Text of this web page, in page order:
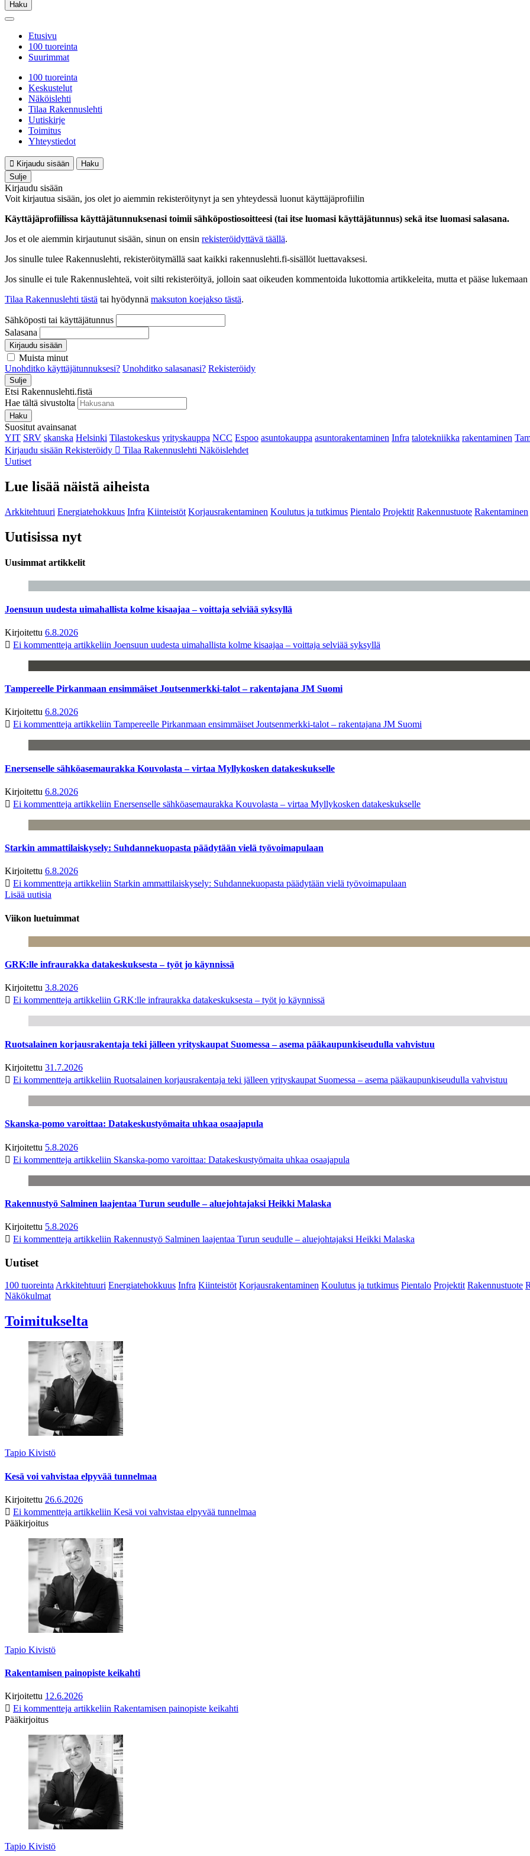
Haku
Etusivu
100 tuoreinta
Suurimmat
100 tuoreinta
Keskustelut
Näköislehti
Tilaa Rakennuslehti
Uutiskirje
Toimitus
Yhteystiedot
Kirjaudu sisään
Haku
Sulje
Kirjaudu sisään
Voit kirjautua sisään, jos olet jo aiemmin rekisteröitynyt ja sen yhteydessä luonut käyttäjäprofiilin
Käyttäjäprofiilissa käyttäjätunnuksenasi toimii sähköpostiosoitteesi (tai itse luomasi käyttäjätunnus) sekä itse luomasi salasana.
Jos et ole aiemmin kirjautunut sisään, sinun on ensin rekisteröidyttävä täällä.
Jos sinulle tulee Rakennuslehti, rekisteröitymällä saat kaikki rakennuslehti.fi-sisällöt luettavaksesi.
Jos sinulle ei tule Rakennuslehteä, voit silti rekisteröityä, jolloin saat oikeuden kommentoida lukottomia artikkeleita, mutta et pääse
Tilaa Rakennuslehti tästä tai hyödynnä maksuton koejakso tästä.
Sähköposti tai käyttäjätunnus
Salasana
Kirjaudu sisään
Muista minut
Unohditko käyttäjätunnuksesi? Unohditko salasanasi? Rekisteröidy
Sulje
Etsi Rakennuslehti.fistä
Hae tältä sivustolta
Haku
Suositut avainsanat
YIT SRV skanska Helsinki Tilastokeskus yrityskauppa NCC Espoo asuntokauppa asuntorakentaminen Infra talotekniikka rakentaminen
Kirjaudu sisään Rekisteröidy Tilaa Rakennuslehti Näköislehdet
Uutiset
Lue lisää näistä aiheista
Arkkitehtuuri Energiatehokkuus Infra Kiinteistöt Korjausrakentaminen Koulutus ja tutkimus Pientalo Projektit Rakennustuote Rakentaminen
Uutisissa nyt
Uusimmat artikkelit
Joensuun uudesta uimahallista kolme kisaajaa – voittaja selviää syksyllä
Kirjoitettu 6.8.2026
Ei kommentteja artikkeliin Joensuun uudesta uimahallista kolme kisaajaa – voittaja selviää syksyllä
Tampereelle Pirkanmaan ensimmäiset Joutsenmerkki-talot – rakentajana JM Suomi
Kirjoitettu 6.8.2026
Ei kommentteja artikkeliin Tampereelle Pirkanmaan ensimmäiset Joutsenmerkki-talot – rakentajana JM Suomi
Enersenselle sähköasemaurakka Kouvolasta – virtaa Myllykosken datakeskukselle
Kirjoitettu 6.8.2026
Ei kommentteja artikkeliin Enersenselle sähköasemaurakka Kouvolasta – virtaa Myllykosken datakeskukselle
Starkin ammattilaiskysely: Suhdannekuopasta päädytään vielä työvoimapulaan
Kirjoitettu 6.8.2026
Ei kommentteja artikkeliin Starkin ammattilaiskysely: Suhdannekuopasta päädytään vielä työvoimapulaan
Lisää uutisia
Viikon luetuimmat
GRK:lle infraurakka datakeskuksesta – työt jo käynnissä
Kirjoitettu 3.8.2026
Ei kommentteja artikkeliin GRK:lle infraurakka datakeskuksesta – työt jo käynnissä
Ruotsalainen korjausrakentaja teki jälleen yrityskaupat Suomessa – asema pääkaupunkiseudulla vahvistuu
Kirjoitettu 31.7.2026
Ei kommentteja artikkeliin Ruotsalainen korjausrakentaja teki jälleen yrityskaupat Suomessa – asema pääkaupunkiseudulla vahvistuu
Skanska-pomo varoittaa: Datakeskustyömaita uhkaa osaajapula
Kirjoitettu 5.8.2026
Ei kommentteja artikkeliin Skanska-pomo varoittaa: Datakeskustyömaita uhkaa osaajapula
Rakennustyö Salminen laajentaa Turun seudulle – aluejohtajaksi Heikki Malaska
Kirjoitettu 5.8.2026
Ei kommentteja artikkeliin Rakennustyö Salminen laajentaa Turun seudulle – aluejohtajaksi Heikki Malaska
Uutiset
100 tuoreintaArkkitehtuuri Energiatehokkuus Infra Kiinteistöt Korjausrakentaminen Koulutus ja tutkimus Pientalo Projektit Rakennustuote
Näkökulmat
Toimitukselta
Tapio Kivistö
Kesä voi vahvistaa elpyvää tunnelmaa
Kirjoitettu 26.6.2026
Ei kommentteja artikkeliin Kesä voi vahvistaa elpyvää tunnelmaa
Pääkirjoitus
Tapio Kivistö
Rakentamisen painopiste keikahti
Kirjoitettu 12.6.2026
Ei kommentteja artikkeliin Rakentamisen painopiste keikahti
Pääkirjoitus
Tapio Kivistö